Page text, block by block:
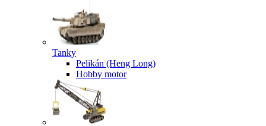
Tanky
Pelikán (Heng Long)
Hobby motor